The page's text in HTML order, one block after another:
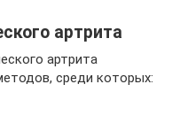
артрита
артрита
среди которых: